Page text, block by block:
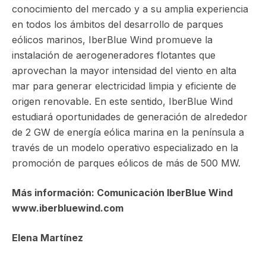
conocimiento del mercado y a su amplia experiencia
en todos los ámbitos del desarrollo de parques
eólicos marinos, IberBlue Wind promueve la
instalación de aerogeneradores flotantes que
aprovechan la mayor intensidad del viento en alta
mar para generar electricidad limpia y eficiente de
origen renovable. En este sentido, IberBlue Wind
estudiará oportunidades de generación de alrededor
de 2 GW de energía eólica marina en la península a
través de un modelo operativo especializado en la
promoción de parques eólicos de más de 500 MW.
Más información: Comunicación IberBlue Wind
www.iberbluewind.com
Elena Martínez